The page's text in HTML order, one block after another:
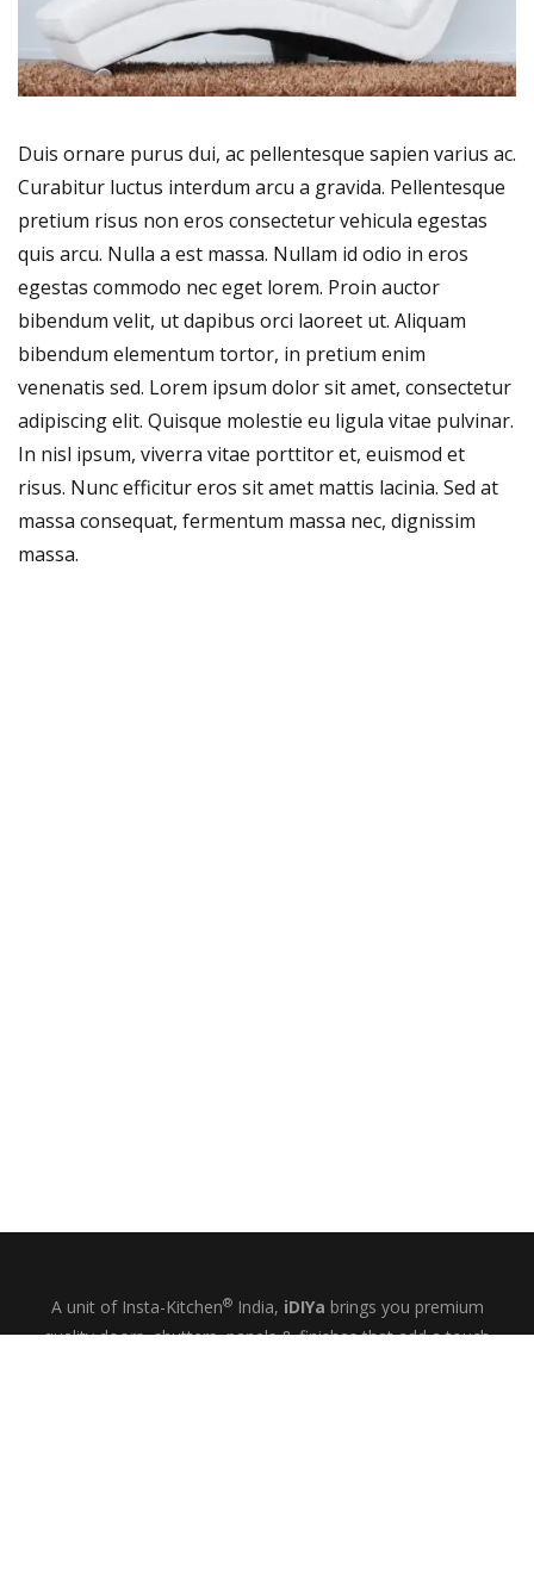
Duis ornare purus dui, ac pellentesque sapien varius ac.
Curabitur luctus interdum arcu a gravida. Pellentesque
pretium risus non eros consectetur vehicula egestas
quis arcu. Nulla a est massa. Nullam id odio in eros
egestas commodo nec eget lorem. Proin auctor
bibendum velit, ut dapibus orci laoreet ut. Aliquam
bibendum elementum tortor, in pretium enim
venenatis sed. Lorem ipsum dolor sit amet, consectetur
adipiscing elit. Quisque molestie eu ligula vitae pulvinar.
In nisl ipsum, viverra vitae porttitor et, euismod et
risus. Nunc efficitur eros sit amet mattis lacinia. Sed at
massa consequat, fermentum massa nec, dignissim
massa.
A unit of Insta-Kitchen®India, iDIYa brings you premium
quality doors, shutters, panels & finishes that add a touch